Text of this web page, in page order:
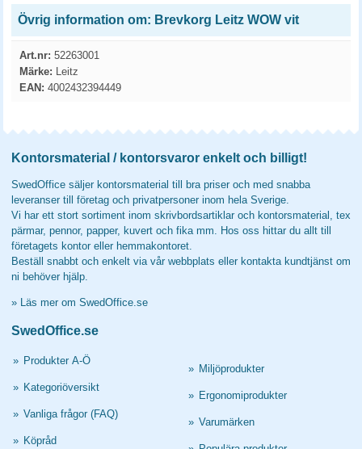
Övrig information om: Brevkorg Leitz WOW vit
Art.nr: 52263001
Märke: Leitz
EAN: 4002432394449
Kontorsmaterial / kontorsvaror enkelt och billigt!
SwedOffice säljer kontorsmaterial till bra priser och med snabba
leveranser till företag och privatpersoner inom hela Sverige.
Vi har ett stort sortiment inom skrivbordsartiklar och kontorsmaterial, tex
pärmar, pennor, papper, kuvert och fika mm. Hos oss hittar du allt till
företagets kontor eller hemmakontoret.
Beställ snabbt och enkelt via vår webbplats eller kontakta kundtjänst om
ni behöver hjälp.
» Läs mer om SwedOffice.se
SwedOffice.se
» Produkter A-Ö
» Kategoriöversikt
» Vanliga frågor (FAQ)
» Köpråd
» Miljöprodukter
» Ergonomiprodukter
» Varumärken